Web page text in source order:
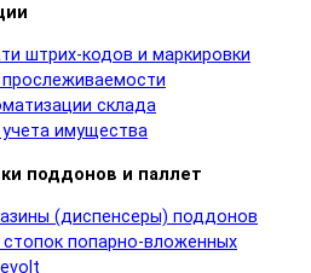
штрих-кодов и маркировки
склада
имущества
поддонов и паллет
(диспенсеры) поддонов
попарно-вложенных